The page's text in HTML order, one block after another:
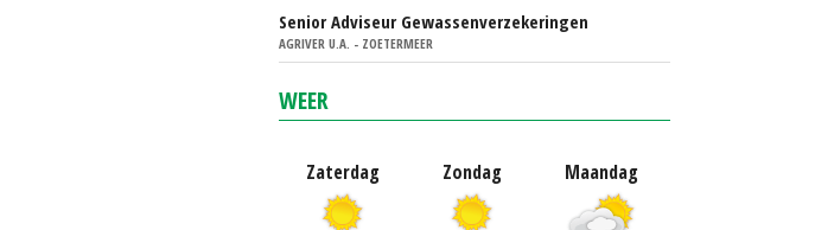
Senior Adviseur Gewassenverzekeringen
AGRIVER U.A. - ZOETERMEER
WEER
Zaterdag Zondag Maandag